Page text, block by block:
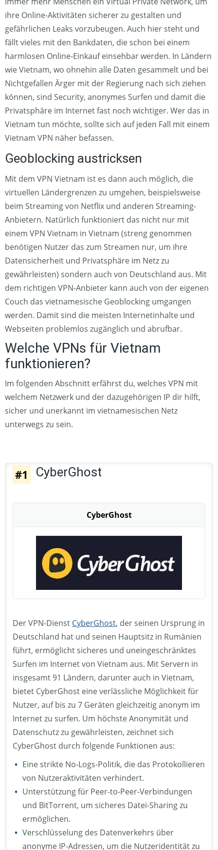
ihre Online-Aktivitäten sicherer zu gestalten und
gefährlichen Leaks vorzubeugen. Auch hier steht und
fällt vieles mit den Bankdaten, die schon bei einem
harmlosen Online-Einkauf einsehbar werden. In Ländern
wie Vietnam, wo ohnehin alle Daten gesammelt und bei
Nichtgefallen Ärger mit der Regierung nach sich ziehen
können, sind Security, anonymes Surfen und damit die
Privatsphäre im Internet fast noch wichtiger. Wer das in
Vietnam tun möchte, sollte sich auf jeden Fall mit einem
Vietnam VPN näher befassen.
Geoblocking austricksen
Mit dem VPN Vietnam ist es dann auch möglich, die
virtuellen Ländergrenzen zu umgehen, beispielsweise
beim Streaming von Netflix und anderen Streaming-
Anbietern. Natürlich funktioniert das nicht nur mit
einem VPN Vietnam in Vietnam (streng genommen
benötigen Nutzer das zum Streamen nur, um ihre
Datensicherheit und Privatsphäre im Netz zu
gewährleisten) sondern auch von Deutschland aus. Mit
dem richtigen VPN-Anbieter kann auch von der eigenen
Couch das vietnamesische Geoblocking umgangen
werden. Damit sind die meisten Internetinhalte und
Webseiten problemlos zugänglich und abrufbar.
Welche VPNs für Vietnam
funktionieren?
Im folgenden Abschnitt erfährst du, welches VPN mit
welchem Netzwerk und der dazugehörigen IP dir hilft,
sicher und unerkannt im vietnamesischen Netz
unterwegs zu sein.
#1 CyberGhost
CyberGhost
Der VPN-Dienst CyberGhost, der seinen Ursprung in
Deutschland hat und seinen Hauptsitz in Rumänien
führt, ermöglicht sicheres und uneingeschränktes
Surfen im Internet von Vietnam aus. Mit Servern in
insgesamt 91 Ländern, darunter auch in Vietnam,
bietet CyberGhost eine verlässliche Möglichkeit für
Nutzer, auf bis zu 7 Geräten gleichzeitig anonym im
Internet zu surfen. Um höchste Anonymität und
Datenschutz zu gewährleisten, zeichnet sich
CyberGhost durch folgende Funktionen aus:
Eine strikte No-Logs-Politik, die das Protokollieren
von Nutzeraktivitäten verhindert.
Unterstützung für Peer-to-Peer-Verbindungen
und BitTorrent, um sicheres Datei-Sharing zu
ermöglichen.
Verschlüsselung des Datenverkehrs über
anonyme IP-Adressen, um die Nutzeridentität zu